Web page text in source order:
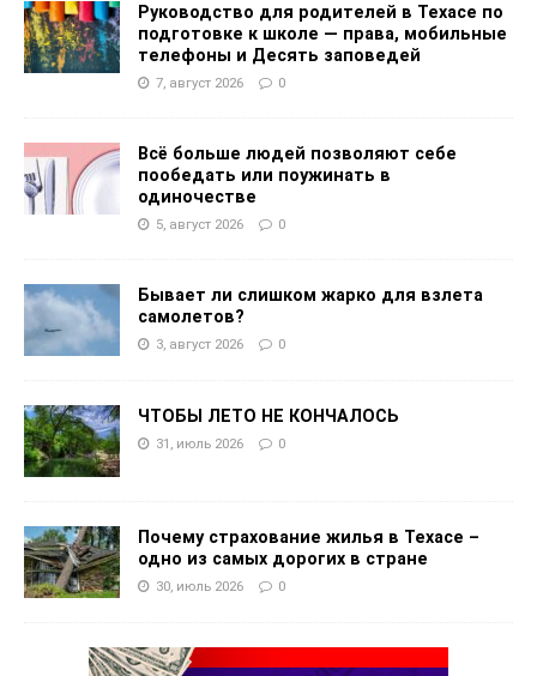
Руководство для родителей в Техасе по
подготовке к школе — права, мобильные
телефоны и Десять заповедей
7, август 2026 0
Всё больше людей позволяют себе
пообедать или поужинать в
одиночестве
5, август 2026 0
Бывает ли слишком жарко для взлета
самолетов?
3, август 2026 0
ЧТОБЫ ЛЕТО НЕ КОНЧАЛОСЬ
31, июль 2026 0
Почему страхование жилья в Техасе –
одно из самых дорогих в стране
30, июль 2026 0